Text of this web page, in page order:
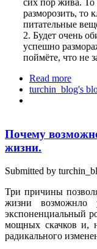
сих пор жива. То
разморозить, то
питательные
2. Будет очень
успешно
поймёте, что не
Read more
turchin_blog's
Почему
жизни.
Submitted by
Три причины
жизни
экспоненциальный
мощных скачков и,
радикального